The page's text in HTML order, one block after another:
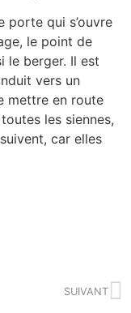
porte qui s’ouvre
le point de
le berger. Il est
vers un
mettre en route
les siennes,
car elles
SUIVANT